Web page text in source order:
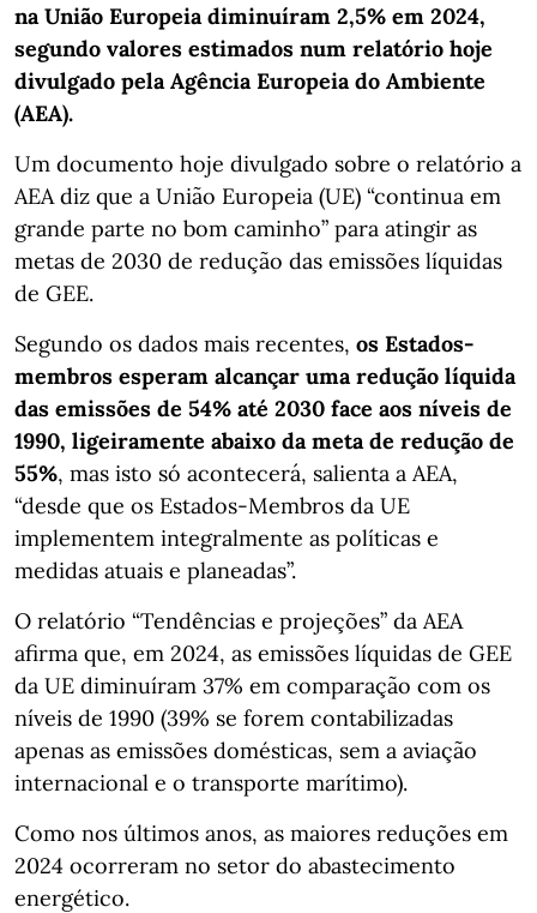
na União Europeia diminuíram 2,5% em 2024,
segundo valores estimados num relatório hoje
divulgado pela Agência Europeia do Ambiente
(AEA).
Um documento hoje divulgado sobre o relatório a
AEA diz que a União Europeia (UE) “continua em
grande parte no bom caminho” para atingir as
metas de 2030 de redução das emissões líquidas
de GEE.
Segundo os dados mais recentes, os Estados-
membros esperam alcançar uma redução líquida
das emissões de 54% até 2030 face aos níveis de
1990, ligeiramente abaixo da meta de redução de
55%, mas isto só acontecerá, salienta a AEA,
“desde que os Estados-Membros da UE
implementem integralmente as políticas e
medidas atuais e planeadas”.
O relatório “Tendências e projeções” da AEA
afirma que, em 2024, as emissões líquidas de GEE
da UE diminuíram 37% em comparação com os
níveis de 1990 (39% se forem contabilizadas
apenas as emissões domésticas, sem a aviação
internacional e o transporte marítimo).
Como nos últimos anos, as maiores reduções em
2024 ocorreram no setor do abastecimento
energético.